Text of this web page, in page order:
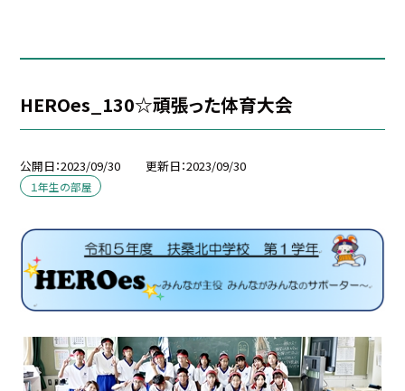
HEROes_130☆頑張った体育大会
公開日 2023/09/30 更新日 2023/09/30
１年生の部屋